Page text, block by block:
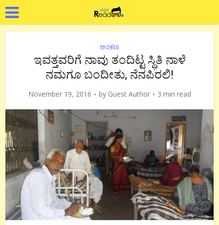
ಅಂಕಣ
ಇವತ್ತವರಿಗೆ ನಾವು ತಂದಿಟ್ಟ ಸ್ಥಿತಿ ನಾಳೆ
ನಮಗೂ ಬಂದೀತು, ನೆನಪಿರಲಿ!
November 19, 2016 by Guest Author 3 min read